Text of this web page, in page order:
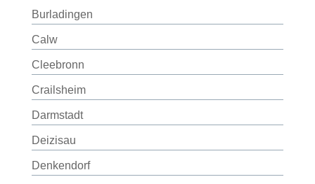
Burladingen
Calw
Cleebronn
Crailsheim
Darmstadt
Deizisau
Denkendorf